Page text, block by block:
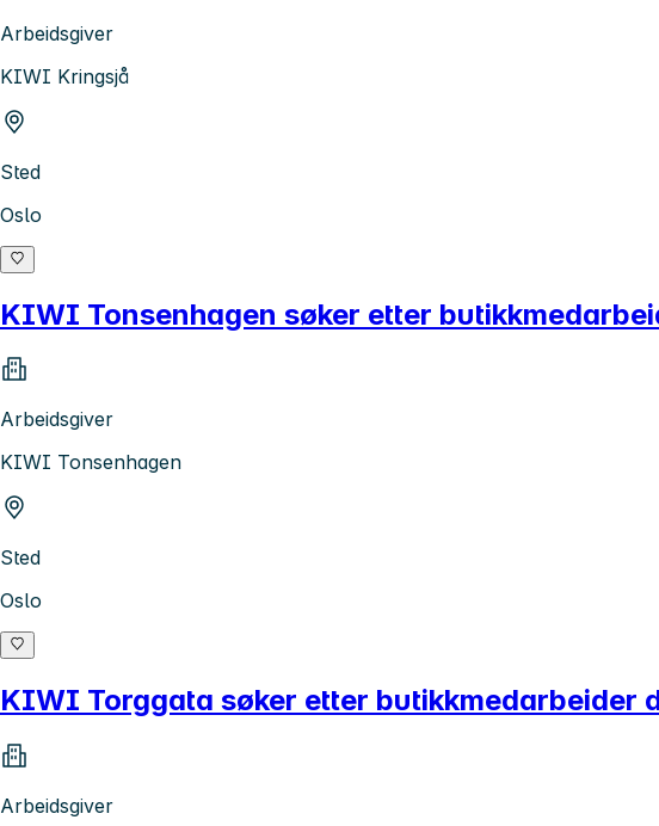
Arbeidsgiver
KIWI Kringsjå
Sted
Oslo
KIWI Tonsenhagen søker etter
Arbeidsgiver
KIWI Tonsenhagen
Sted
Oslo
KIWI Torggata søker etter butikkmedarbeider
Arbeidsgiver